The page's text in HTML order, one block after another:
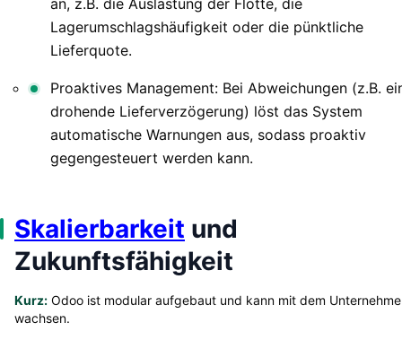
Lagerumschlagshäufigkeit oder die pünktliche
Lieferquote.
Proaktives Management: Bei Abweichungen (z.B.
drohende Lieferverzögerung) löst das System
automatische Warnungen aus, sodass proaktiv
gegengesteuert werden kann.
Skalierbarkeit und
Zukunftsfähigkeit
Kurz: Odoo ist modular aufgebaut und kann mit dem
wachsen.